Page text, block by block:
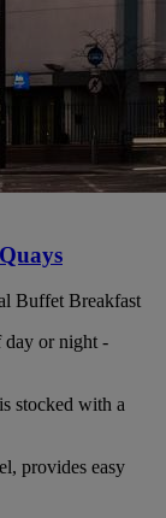
Buffet Breakfast
day or night -
stocked with a
provides easy